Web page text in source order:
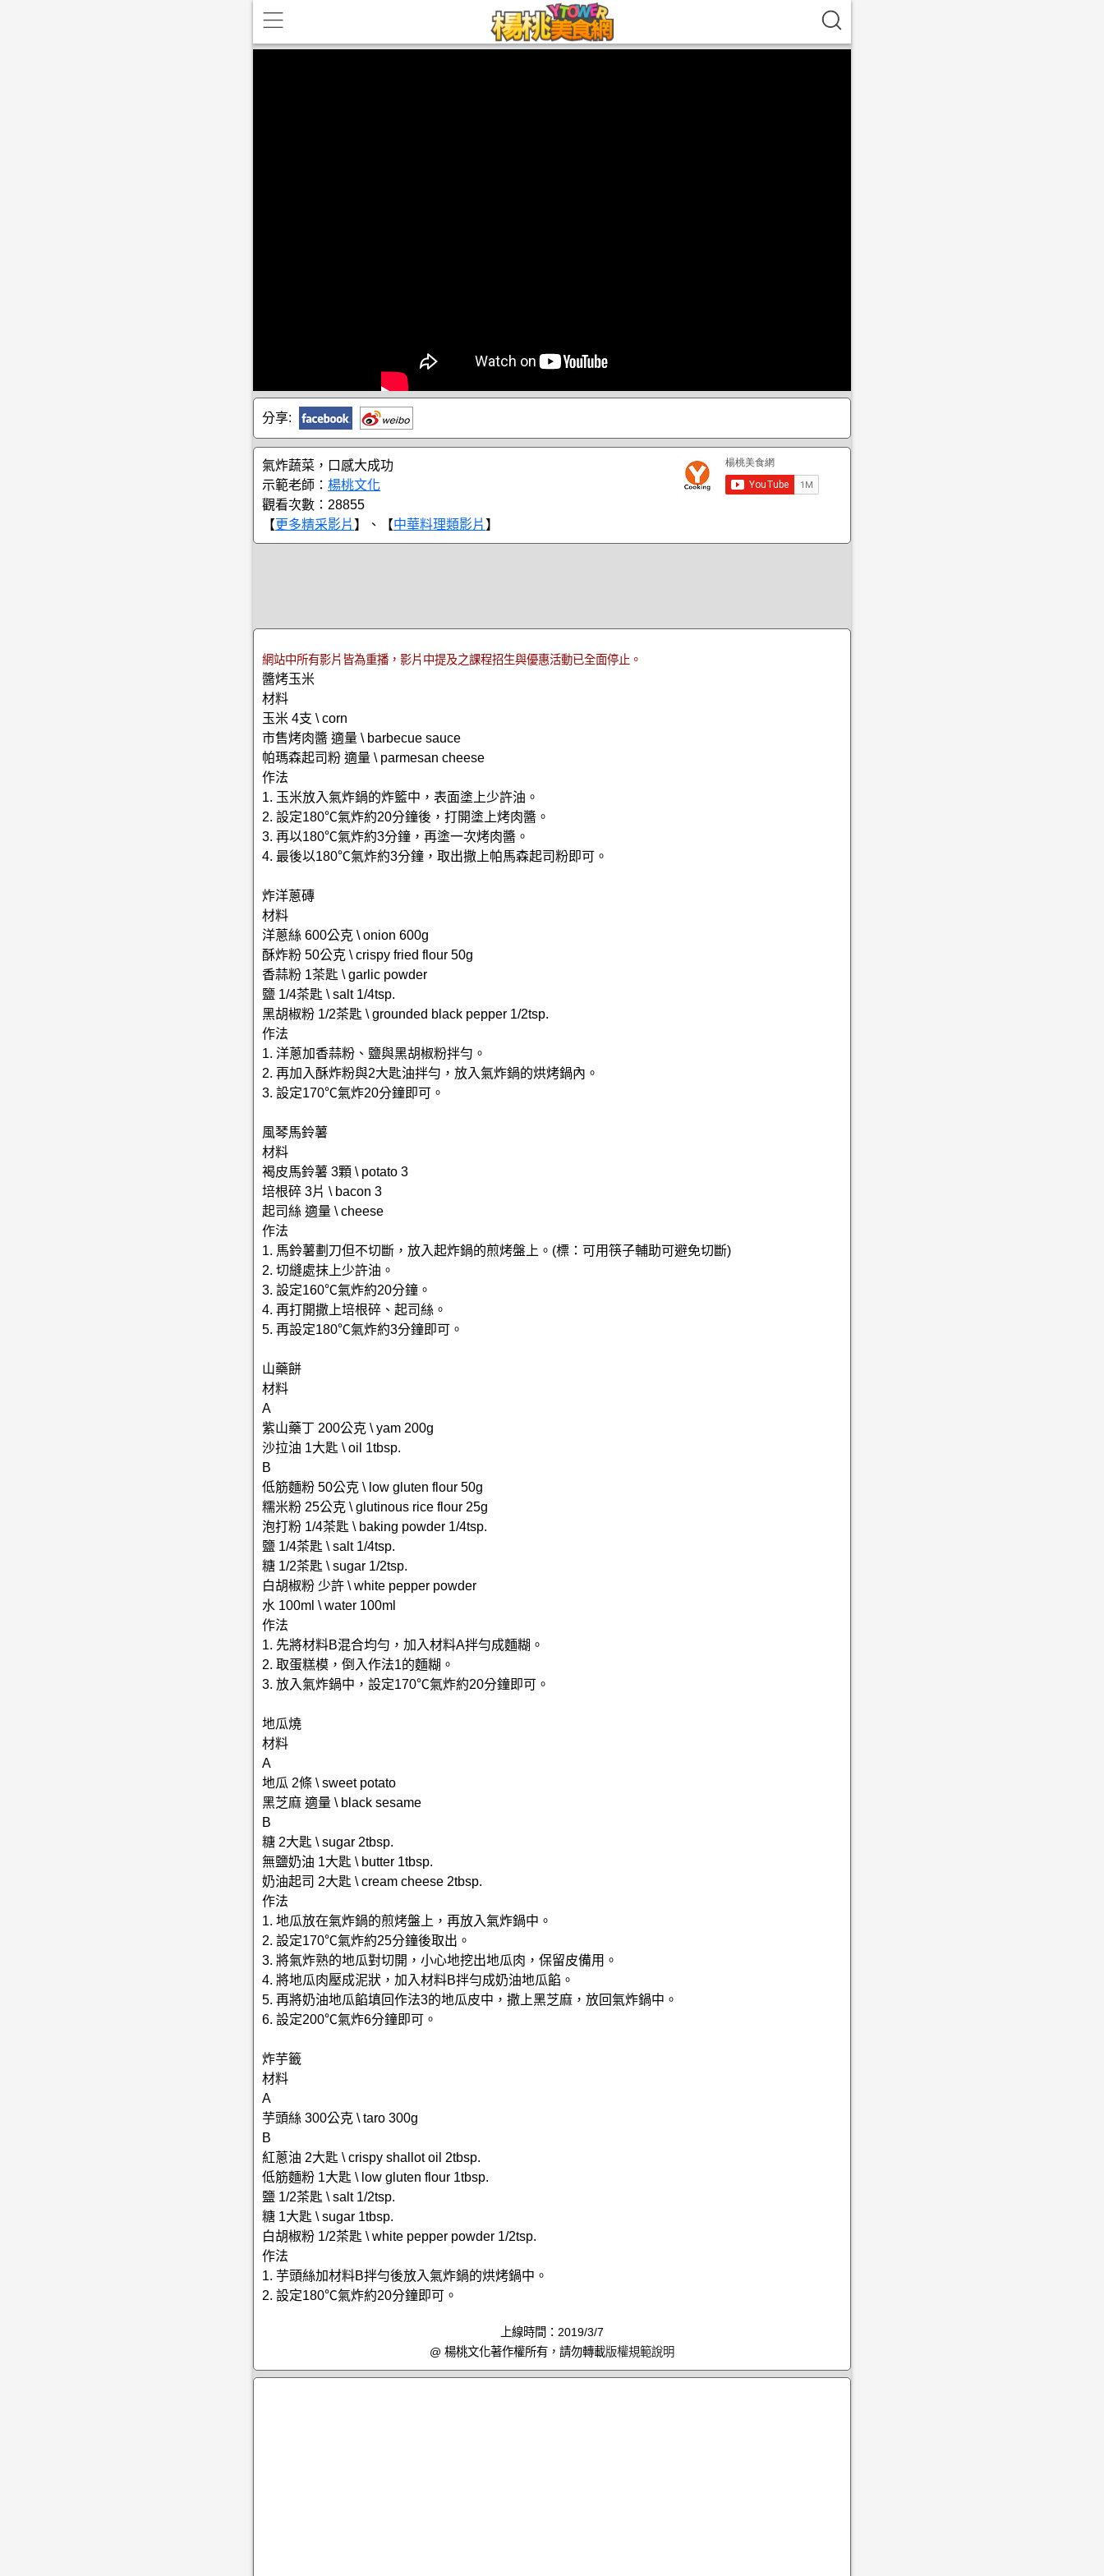
分享:
氣炸蔬菜，口感大成功
示範老師： 楊桃文化
觀看次數：28855
【更多精采影片 】、【中華料理類影片 】
網站中所有影片皆為重播，影片中提及之課程招生與優惠活動已全面停止。
醬烤玉米
材料
玉米 4支 \ corn
市售烤肉醬 適量 \ barbecue sauce
帕瑪森起司粉 適量 \ parmesan cheese
作法
1. 玉米放入氣炸鍋的炸籃中，表面塗上少許油。
2. 設定180℃氣炸約20分鐘後，打開塗上烤肉醬。
3. 再以180℃氣炸約3分鐘，再塗一次烤肉醬。
4. 最後以180℃氣炸約3分鐘，取出撒上帕馬森起司粉即可。
炸洋蔥磚
材料
洋蔥絲 600公克 \ onion 600g
酥炸粉 50公克 \ crispy fried flour 50g
香蒜粉 1茶匙 \ garlic powder
鹽 1/4茶匙 \ salt 1/4tsp.
黑胡椒粉 1/2茶匙 \ grounded black pepper 1/2tsp.
作法
1. 洋蔥加香蒜粉、鹽與黑胡椒粉拌勻。
2. 再加入酥炸粉與2大匙油拌勻，放入氣炸鍋的烘烤鍋內。
3. 設定170℃氣炸20分鐘即可。
風琴馬鈴薯
材料
褐皮馬鈴薯 3顆 \ potato 3
培根碎 3片 \ bacon 3
起司絲 適量 \ cheese
作法
1. 馬鈴薯劃刀但不切斷，放入起炸鍋的煎烤盤上。(標：可用筷子輔助可避免切斷)
2. 切縫處抹上少許油。
3. 設定160℃氣炸約20分鐘。
4. 再打開撒上培根碎、起司絲。
5. 再設定180℃氣炸約3分鐘即可。
山藥餅
材料
A
紫山藥丁 200公克 \ yam 200g
沙拉油 1大匙 \ oil 1tbsp.
B
低筋麵粉 50公克 \ low gluten flour 50g
糯米粉 25公克 \ glutinous rice flour 25g
泡打粉 1/4茶匙 \ baking powder 1/4tsp.
鹽 1/4茶匙 \ salt 1/4tsp.
糖 1/2茶匙 \ sugar 1/2tsp.
白胡椒粉 少許 \ white pepper powder
水 100ml \ water 100ml
作法
1. 先將材料B混合均勻，加入材料A拌勻成麵糊。
2. 取蛋糕模，倒入作法1的麵糊。
3. 放入氣炸鍋中，設定170℃氣炸約20分鐘即可。
地瓜燒
材料
A
地瓜 2條 \ sweet potato
黑芝麻 適量 \ black sesame
B
糖 2大匙 \ sugar 2tbsp.
無鹽奶油 1大匙 \ butter 1tbsp.
奶油起司 2大匙 \ cream cheese 2tbsp.
作法
1. 地瓜放在氣炸鍋的煎烤盤上，再放入氣炸鍋中。
2. 設定170℃氣炸約25分鐘後取出。
3. 將氣炸熟的地瓜對切開，小心地挖出地瓜肉，保留皮備用。
4. 將地瓜肉壓成泥狀，加入材料B拌勻成奶油地瓜餡。
5. 再將奶油地瓜餡填回作法3的地瓜皮中，撒上黑芝麻，放回氣炸鍋中。
6. 設定200℃氣炸6分鐘即可。
炸芋籤
材料
A
芋頭絲 300公克 \ taro 300g
B
紅蔥油 2大匙 \ crispy shallot oil 2tbsp.
低筋麵粉 1大匙 \ low gluten flour 1tbsp.
鹽 1/2茶匙 \ salt 1/2tsp.
糖 1大匙 \ sugar 1tbsp.
白胡椒粉 1/2茶匙 \ white pepper powder 1/2tsp.
作法
1. 芋頭絲加材料B拌勻後放入氣炸鍋的烘烤鍋中。
2. 設定180℃氣炸約20分鐘即可。
上線時間：2019/3/7
@ 楊桃文化著作權所有，請勿轉載版權規範說明